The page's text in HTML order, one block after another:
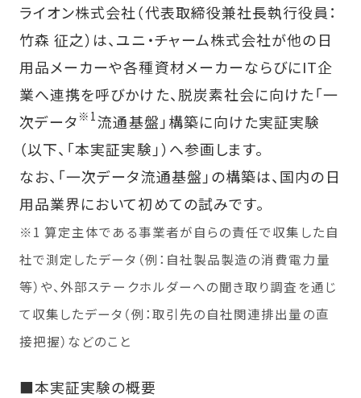
ライオン株式会社（代表取締役兼社長執行役員：
竹森 征之）は、ユニ・チャーム株式会社が他の日
用品メーカーや各種資材メーカーならびにIT企
業へ連携を呼びかけた、脱炭素社会に向けた「一
次データ ※1流通基盤」構築に向けた実証実験
（以下、「本実証実験」）へ参画します。
なお、「一次データ流通基盤」の構築は、国内の日
用品業界において初めての試みです。
※1 算定主体である事業者が自らの責任で収集した自
社で測定したデータ（例：自社製品製造の消費電力量
等）や、外部ステークホルダーへの聞き取り調査を通じ
て収集したデータ（例：取引先の自社関連排出量の直
接把握）などのこと
■本実証実験の概要